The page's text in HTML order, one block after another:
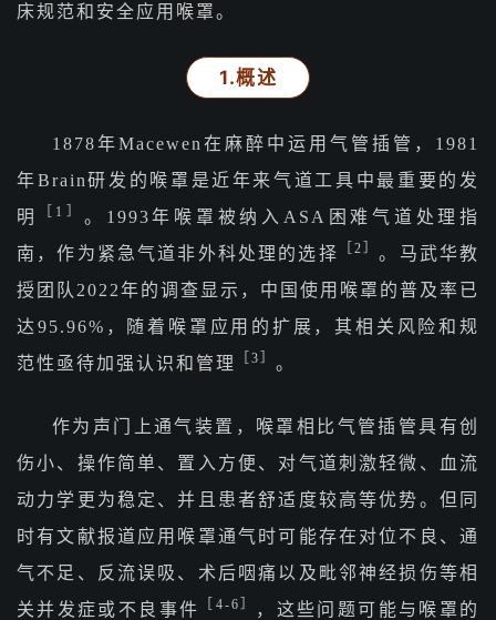
床规范和安全应用喉罩。
1.概述
1878年Macewen在麻醉中运用气管插管，1981
年Brain研发的喉罩是近年来气道工具中最重要的发
明
［1］ 。1993年喉罩被纳入ASA困难气道处理指
南，作为紧急气道非外科处理的选择
2］ 。马武华教
授团队2022年的调查显示，中国使用喉罩的普及率已
达95.96%，随着喉罩应用的扩展，其相关风险和规
范性亟待加强认识和管理
［3］ 。
作为声门上通气装置，喉罩相比气管插管具有创
伤小、操作简单、置入方便、对气道刺激轻微、血流
动力学更为稳定、并且患者舒适度较高等优势。但同
时有文献报道应用喉罩通气时可能存在对位不良、通
气不足、反流误吸、术后咽痛以及毗邻神经损伤等相
关并发症或不良事件
［4-6］
，这些问题可能与喉罩的